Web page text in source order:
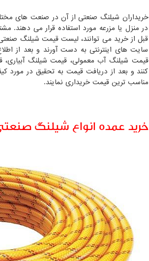
خریداران شیلنگ صنعتی از آن در صنعت های
در منزل یا مزرعه مورد استفاده قرار می دهند.
قبل از خرید می توانند، لیست قیمت شیلنگ
سایت های اینترنتی به دست آورند و بعد از
قیمت شیلنگ آب معمولی، قیمت شیلنگ آبیاری،
کنند و بعد از دریافت قیمت به تحقیق در مورد
مناسب ترین قیمت خریداری نمایند.
خرید عمده انواع شیلنگ